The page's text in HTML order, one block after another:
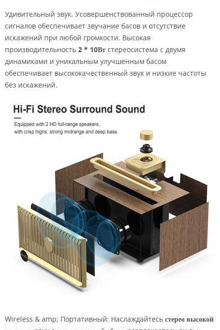
Удивительный звук. Усовершенствованный процессор
сигналов обеспечивает звучание басов и отсутствие
искажений при любой громкости. Высокая
производительность 2 * 10Вт стереосистема с двумя
динамиками и уникальным улучшенным басом
обеспечивает высококачественный звук и низкие частоты
без искажений.
Wireless & amp; Портативный: Наслаждайтесь стерео высокой